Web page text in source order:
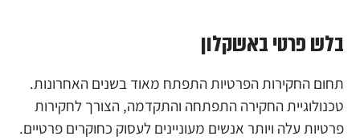
בלש פרטי באשקלון
תחום החקירות הפרטיות התפתח מאוד בשנים האחרונות.
טכנולוגיית החקירה התפתחה והתקדמה, הצורך לחקירות
פרטיות עלה ויותר אנשים מעוניינים לעסוק כחוקרים פרטיים.